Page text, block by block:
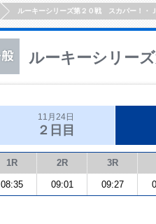
ルーキーシリーズ第２０戦 スカパー！・
ルーキーシリー
11月24日
２日目
1R 2R 3R
08:35 09:01 09:27